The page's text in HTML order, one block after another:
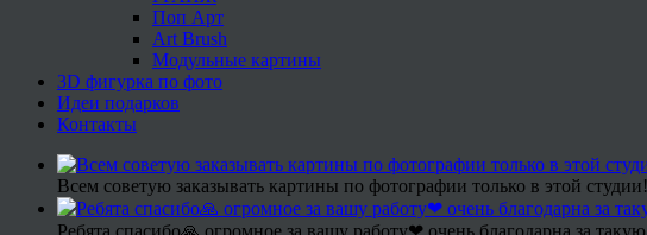
Поп Арт
Art Brush
Модульные картины
3D фигурка по фото
Идеи подарков
Контакты
Всем советую заказывать картины по фотографии только в этой студии!
Ребята спасибо🙏 огромное за вашу работу❤ очень благодарна за